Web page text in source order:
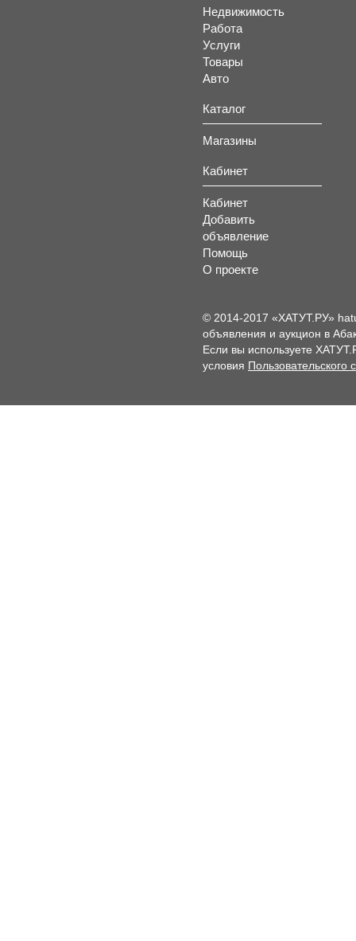
Недвижимость
Работа
Услуги
Товары
Авто
Каталог
Магазины
Кабинет
Кабинет
Добавить
объявление
Помощь
О проекте
© 2014-2017 «ХАТУТ.РУ»
объявления и аукцион в
Если вы используете
условия Пользовательского